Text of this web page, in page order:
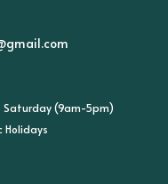
Saturday (9am-5pm)
Holidays